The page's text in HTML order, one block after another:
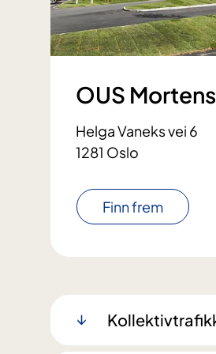
OUS
Helga Vaneks vei 6
1281 Oslo
Finn frem